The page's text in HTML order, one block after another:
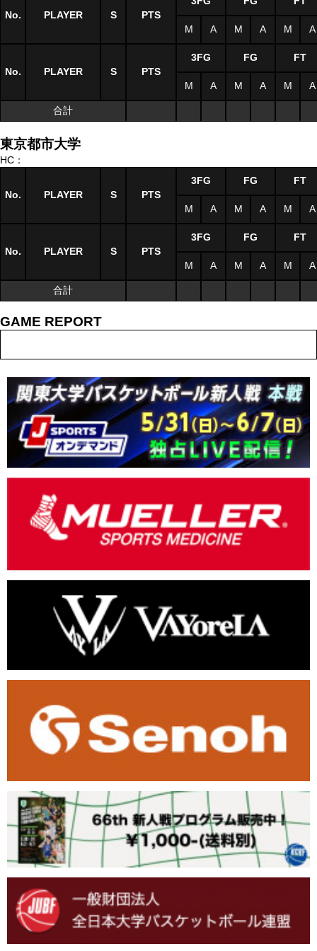
No. PLAYER S PTS
M A M A M A
No. PLAYER S PTS
3FG FG FT
M A M A M A
合計
東京都市大学
HC：
No. PLAYER S PTS
3FG FG FT
M A M A M A
No. PLAYER S PTS
3FG FG FT
M A M A M A
合計
GAME REPORT